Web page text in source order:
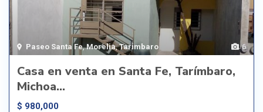
6
Paseo Santa Fe,Morelia,Tarimbaro
Casa en venta en Santa Fe, Tarímbaro,
Michoa...
$ 980,000